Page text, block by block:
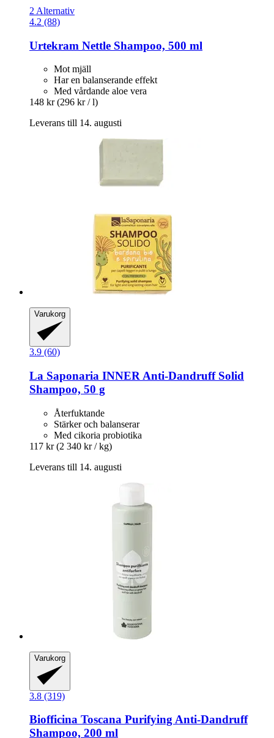
2 Alternativ
4.2 (88)
Urtekram Nettle Shampoo, 500 ml
Mot mjäll
Har en balanserande effekt
Med vårdande aloe vera
148 kr (296 kr / l)
Leverans till 14. augusti
Varukorg
3.9 (60)
La Saponaria INNER Anti-​Dandruff Solid
Shampoo, 50 g
Återfuktande
Stärker och balanserar
Med cikoria probiotika
117 kr (2 340 kr / kg)
Leverans till 14. augusti
Varukorg
3.8 (319)
Biofficina Toscana Purifying Anti-​Dandruff
Shampoo, 200 ml